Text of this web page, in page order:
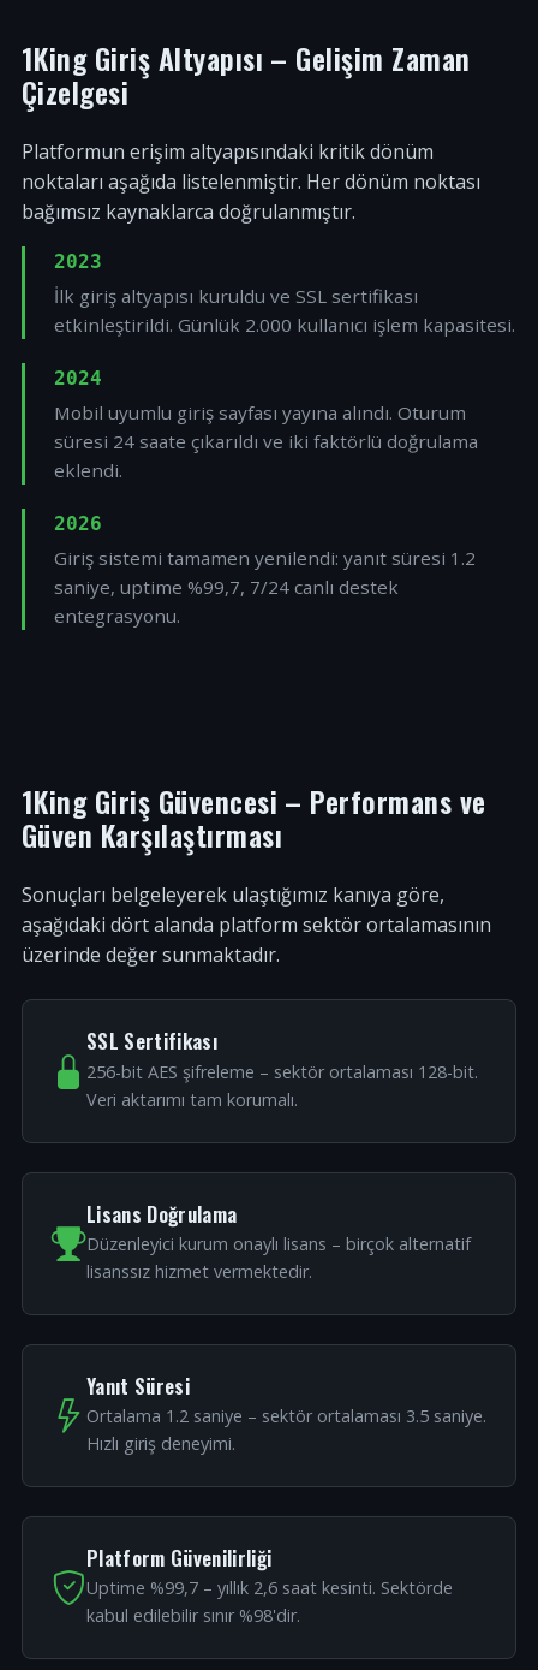
1King Giriş Altyapısı – Gelişim Zaman
Çizelgesi
Platformun erişim altyapısındaki kritik dönüm
noktaları aşağıda listelenmiştir. Her dönüm noktası
bağımsız kaynaklarca doğrulanmıştır.
2023
İlk giriş altyapısı kuruldu ve SSL sertifikası
etkinleştirildi. Günlük 2.000 kullanıcı işlem kapasitesi.
2024
Mobil uyumlu giriş sayfası yayına alındı. Oturum
süresi 24 saate çıkarıldı ve iki faktörlü doğrulama
eklendi.
2026
Giriş sistemi tamamen yenilendi: yanıt süresi 1.2
saniye, uptime %99,7, 7/24 canlı destek
entegrasyonu.
1King Giriş Güvencesi – Performans ve
Güven Karşılaştırması
Sonuçları belgeleyerek ulaştığımız kanıya göre,
aşağıdaki dört alanda platform sektör ortalamasının
üzerinde değer sunmaktadır.
SSL Sertifikası
256-bit AES şifreleme – sektör ortalaması 128-bit.
Veri aktarımı tam korumalı.
Lisans Doğrulama
Düzenleyici kurum onaylı lisans – birçok alternatif
lisanssız hizmet vermektedir.
Yanıt Süresi
Ortalama 1.2 saniye – sektör ortalaması 3.5 saniye.
Hızlı giriş deneyimi.
Platform Güvenilirliği
Uptime %99,7 – yıllık 2,6 saat kesinti. Sektörde
kabul edilebilir sınır %98'dir.